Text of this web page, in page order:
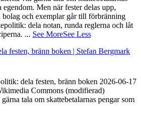
Men när fester delas upp,
bolag och exemplar går till förbränning
dela notan, runda reglerna och låt
... See MoreSee Less
festen, bränn boken | Stefan Bergmark
dela festen, bränn boken 2026-06-17
Commons (modifierad)
tala om skattebetalarnas pengar som